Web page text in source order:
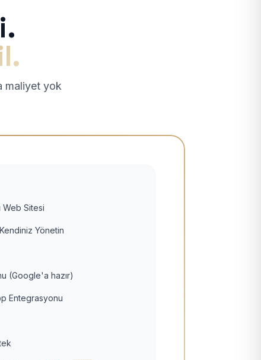
maliyet yok
Web Sitesi
Yönetin
(Google'a hazır)
Entegrasyonu